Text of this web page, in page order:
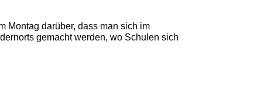
Montag darüber, dass man sich im
gemacht werden, wo Schulen sich